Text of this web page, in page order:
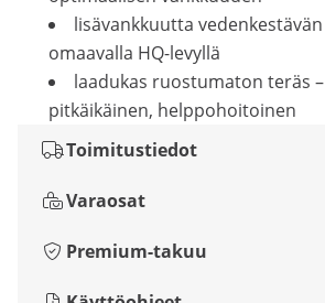
lisävankkuutta
omaavalla HQ-levyllä
laadukas ruostumaton teräs
pitkäikäinen, helppohoitoinen
Toimitustiedot
Varaosat
Premium-takuu